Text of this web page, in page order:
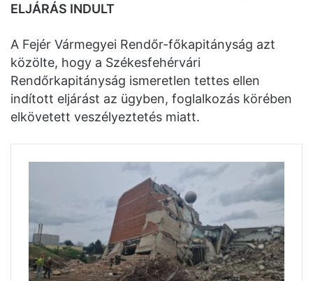
ELJÁRÁS INDULT
A Fejér Vármegyei Rendőr-főkapitányság azt
közölte, hogy a Székesfehérvári
Rendőrkapitányság ismeretlen tettes ellen
indított eljárást az ügyben, foglalkozás körében
elkövetett veszélyeztetés miatt.